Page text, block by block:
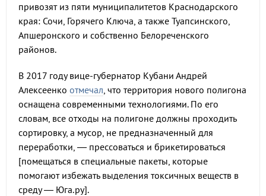
привозят из пяти муниципалитетов Краснодарского
края: Сочи, Горячего Ключа, а также Туапсинского,
Апшеронского и собственно Белореченского
районов.
В 2017 году вице-губернатор Кубани Андрей
Алексеенко отмечал, что территория нового полигона
оснащена современными технологиями. По его
словам, все отходы на полигоне должны проходить
сортировку, а мусор, не предназначенный для
переработки, — прессоваться и брикетироваться
[помещаться в специальные пакеты, которые
помогают избежать выделения токсичных веществ в
среду — Юга.ру].